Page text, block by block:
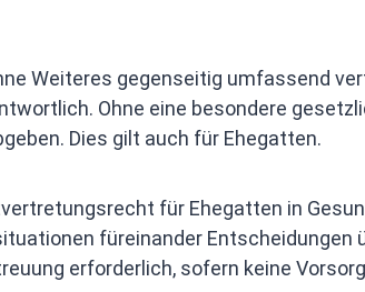
Weiteres gegenseitig umfassend
Ohne eine besondere
Dies gilt auch für Ehegatten.
für Ehegatten in
füreinander Entscheidungen
erforderlich, sofern keine